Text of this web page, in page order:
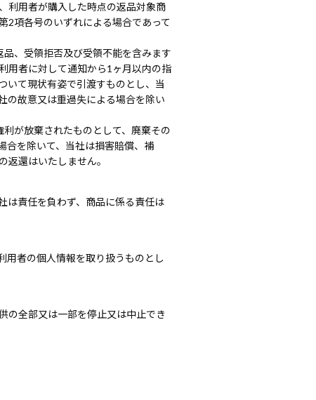
利用者が購入した時点の返品対象商
2項各号のいずれによる場合であって
、受領拒否及び受領不能を含みます
用者に対して通知から1ヶ月以内の指
いて現状有姿で引渡すものとし、当
の故意又は重過失による場合を除い
が放棄されたものとして、廃棄その
合を除いて、当社は損害賠償、補
還はいたしません。
は責任を負わず、商品に係る責任は
用者の個人情報を取り扱うものとし
の全部又は一部を停止又は中止でき